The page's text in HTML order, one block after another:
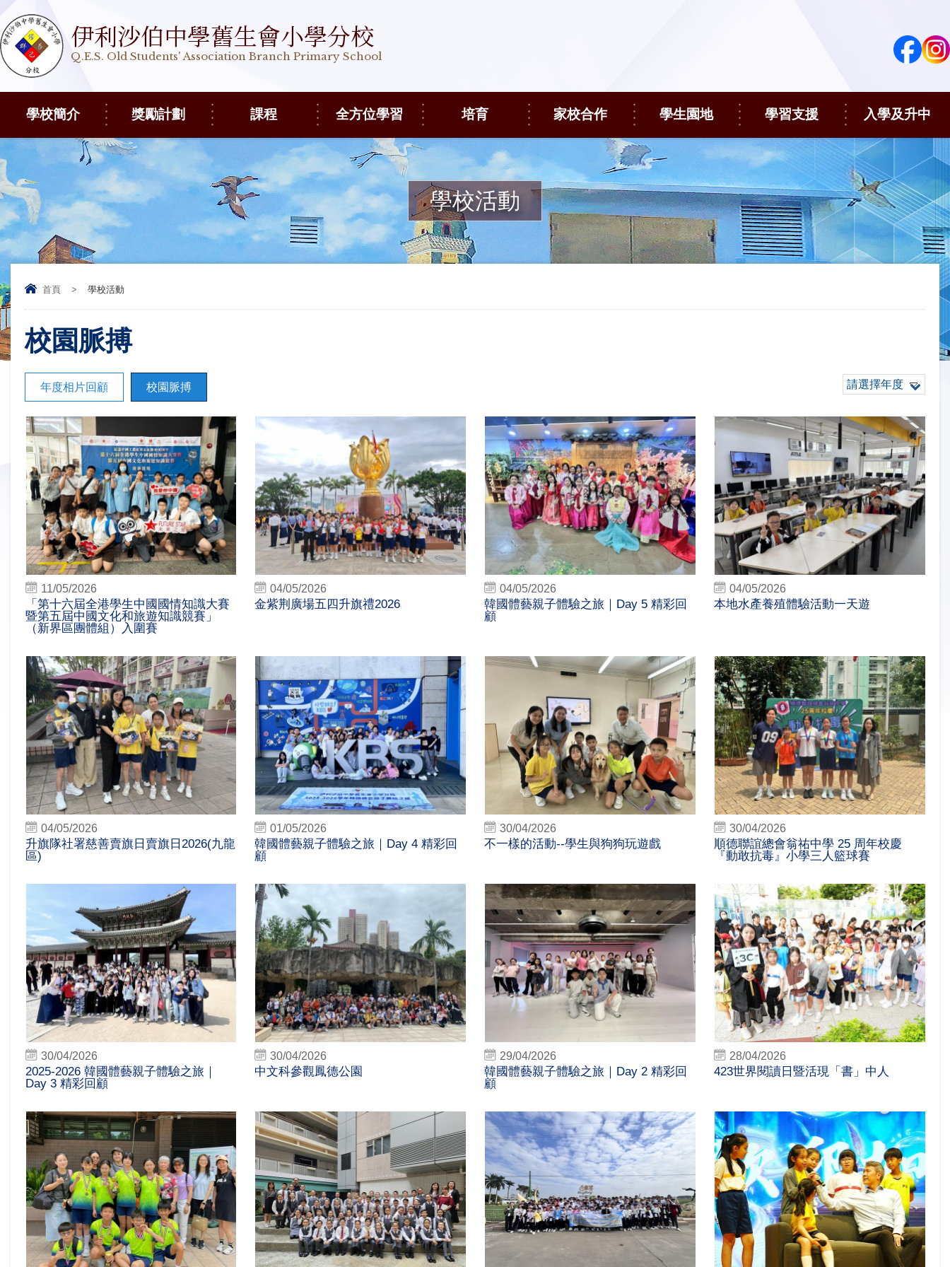
伊利沙伯中學舊生會小學分校
Q.E.S. Old Students' Association Branch Primary School
學校簡介 獎勵計劃 課程 全方位學習 培育 家校合作 學生園地 學習支援 入學及升中
學校活動
首頁 > 學校活動
校園脈搏
請選擇年度
年度相片回顧 校園脈搏
11/05/2026
「第十六屆全港學生中國國情知識大賽
暨第五屆中國文化和旅遊知識競賽」
（新界區團體組）入圍賽
04/05/2026
金紫荆廣場五四升旗禮2026
04/05/2026
韓國體藝親子體驗之旅｜Day 5 精彩回
顧
04/05/2026
本地水產養殖體驗活動一天遊
04/05/2026
升旗隊社署慈善賣旗日賣旗日2026(九龍
區)
01/05/2026
韓國體藝親子體驗之旅｜Day 4 精彩回
顧
30/04/2026
不一樣的活動--學生與狗狗玩遊戲
30/04/2026
順德聯誼總會翁祐中學 25 周年校慶
『動敢抗毒』小學三人籃球賽
30/04/2026
2025-2026 韓國體藝親子體驗之旅｜
Day 3 精彩回顧
30/04/2026
中文科參觀鳳德公園
29/04/2026
韓國體藝親子體驗之旅｜Day 2 精彩回
顧
28/04/2026
423世界閱讀日暨活現「書」中人